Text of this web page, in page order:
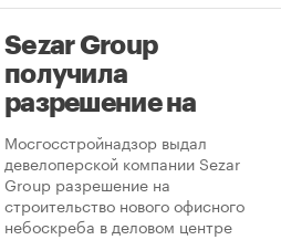
Sezar Group
получила
разрешение на
строительство
небоскреба в
«Москва-Сити»
Мосгосстройнадзор выдал
девелоперской компании Sezar
Group разрешение на
строительство нового офисного
небоскреба в деловом центре